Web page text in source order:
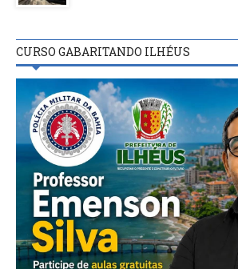
CURSO GABARITANDO ILHÉUS